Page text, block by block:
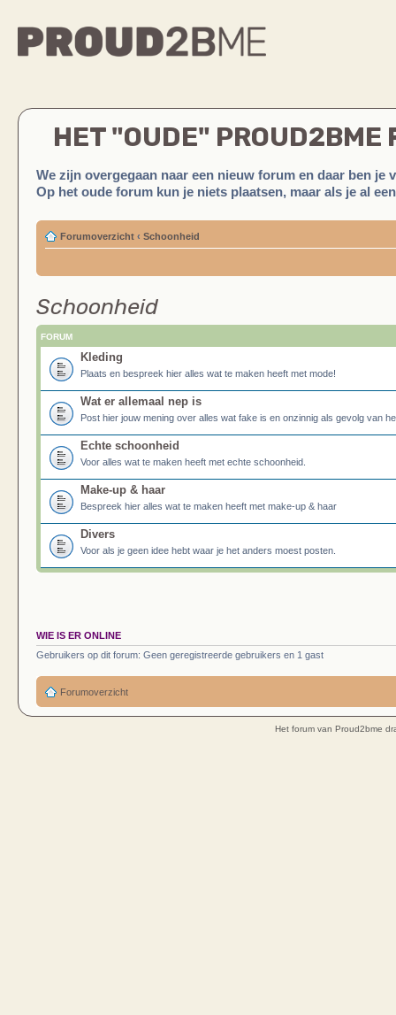
HET "OUDE" PROUD2BME
We zijn overgegaan naar een nieuw forum en daar ben je
Op het oude forum kun je niets plaatsen, maar als je al
Forumoverzicht ‹ Schoonheid
Schoonheid
FORUM
Kleding
Plaats en bespreek hier alles wat te maken heeft met mode!
Wat er allemaal nep is
Post hier jouw mening over alles wat fake is en onzinnig als gevolg van
Echte schoonheid
Voor alles wat te maken heeft met echte schoonheid.
Make-up & haar
Bespreek hier alles wat te maken heeft met make-up & haar
Divers
Voor als je geen idee hebt waar je het anders moest posten.
WIE IS ER ONLINE
Gebruikers op dit forum: Geen geregistreerde gebruikers en 1 gast
Forumoverzicht
Het forum van Proud2bme